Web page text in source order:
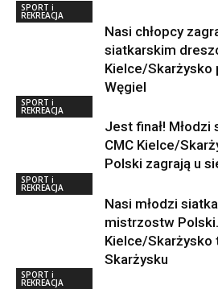
SPORT i
REKREACJA
Nasi chłopcy
siatkarskim
Kielce/Skarżysko
Węgiel
SPORT i
REKREACJA
Jest finał!
CMC Kielce/
Polski zagrają u
SPORT i
REKREACJA
Nasi młodzi
mistrzostw
Kielce/Skarżysko
Skarżysku
SPORT i
REKREACJA